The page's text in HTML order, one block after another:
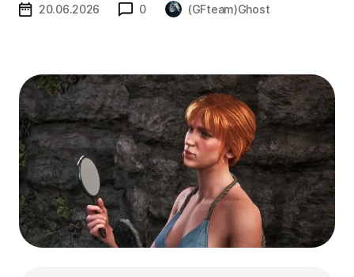
20.06.2026 0 (GFteam)Ghost